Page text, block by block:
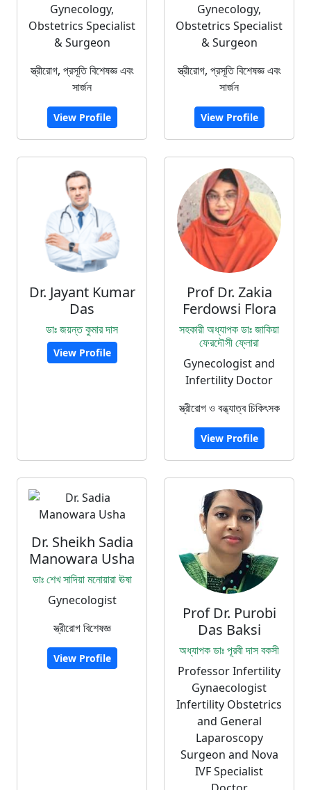
Gynecology,
Obstetrics Specialist
& Surgeon
স্ত্রীরোগ, প্রসূতি বিশেষজ্ঞ এবং
সার্জন
View Profile
Gynecology,
Obstetrics Specialist
& Surgeon
স্ত্রীরোগ, প্রসূতি বিশেষজ্ঞ এবং
সার্জন
View Profile
Dr. Jayant Kumar
Das
ডাঃ জয়ন্ত কুমার দাস
View Profile
Prof Dr. Zakia
Ferdowsi Flora
সহকারী অধ্যাপক ডাঃ জাকিয়া
ফেরদৌসী ফ্লোরা
Gynecologist and
Infertility Doctor
স্ত্রীরোগ ও বন্ধ্যাত্ব চিকিৎসক
View Profile
Dr. Sheikh Sadia
Manowara Usha
ডাঃ শেখ সাদিয়া মনোয়ারা ঊষা
Gynecologist
স্ত্রীরোগ বিশেষজ্ঞ
View Profile
Prof Dr. Purobi
Das Baksi
অধ্যাপক ডাঃ পূরবী দাস বকসী
Professor Infertility
Gynaecologist
Infertility Obstetrics
and General
Laparoscopy
Surgeon and Nova
IVF Specialist